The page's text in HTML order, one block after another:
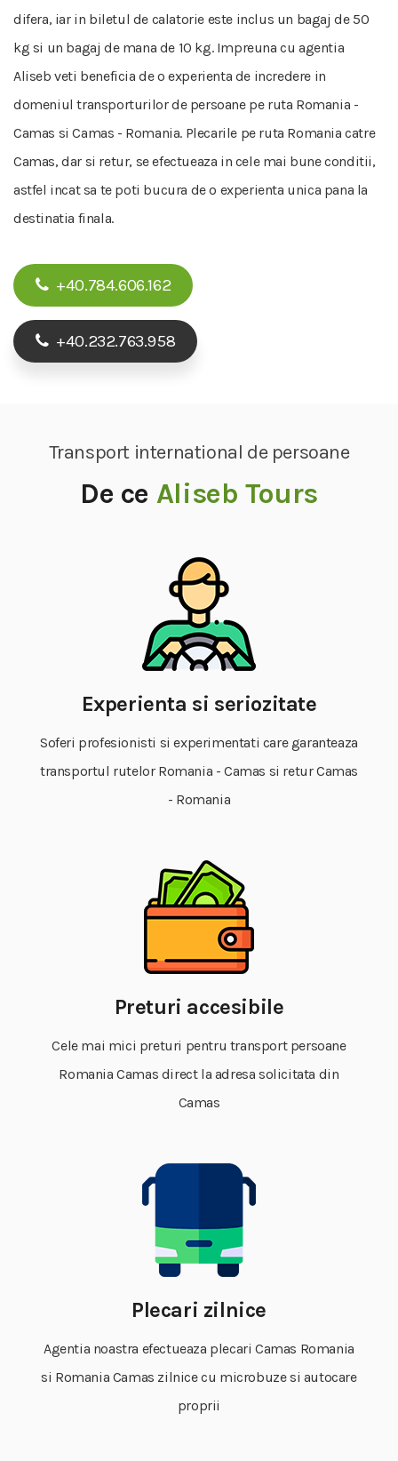
difera, iar in biletul de calatorie este inclus un bagaj de 50
kg si un bagaj de mana de 10 kg. Impreuna cu agentia
Aliseb veti beneficia de o experienta de incredere in
domeniul transporturilor de persoane pe ruta Romania -
Camas si Camas - Romania. Plecarile pe ruta Romania catre
Camas, dar si retur, se efectueaza in cele mai bune conditii,
astfel incat sa te poti bucura de o experienta unica pana la
destinatia finala.
+40.784.606.162
+40.232.763.958
Transport international de persoane
De ce Aliseb Tours
Experienta si seriozitate
Soferi profesionisti si experimentati care garanteaza
transportul rutelor Romania - Camas si retur Camas
- Romania
Preturi accesibile
Cele mai mici preturi pentru transport persoane
Romania Camas direct la adresa solicitata din
Camas
Plecari zilnice
Agentia noastra efectueaza plecari Camas Romania
si Romania Camas zilnice cu microbuze si autocare
proprii